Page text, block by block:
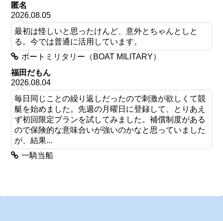
匿名
2026.08.05
最初は怪しいと思ったけんど、意外とちゃんとしと
る。今では普通に活用しています。
ボートミリタリー（BOAT MILITARY）
福田だもん
2026.08.04
毎日同じことの繰り返しだったので刺激が欲しくて競
艇を始めました。先週の月曜日に登録して、とりあえ
ず初回限定プランを試してみました。補償制度がある
ので保険的な意味合いが強いのかなと思っていました
が、結果...
一騎当船